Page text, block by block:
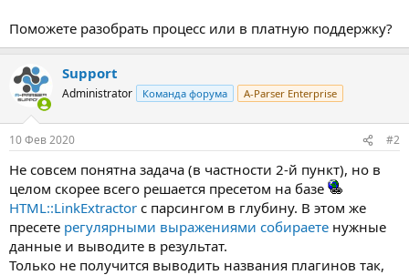
Поможете разобрать процесс или в платную поддержку?
Support
Administrator Команда форума A-Parser Enterprise
10 Фев 2020 #2
Не совсем понятна задача (в частности 2-й пункт), но в
целом скорее всего решается пресетом на базе
HTML::LinkExtractor с парсингом в глубину. В этом же
пресете регулярными выражениями собираете нужные
данные и выводите в результат.
Только не получится выводить названия плагинов так,